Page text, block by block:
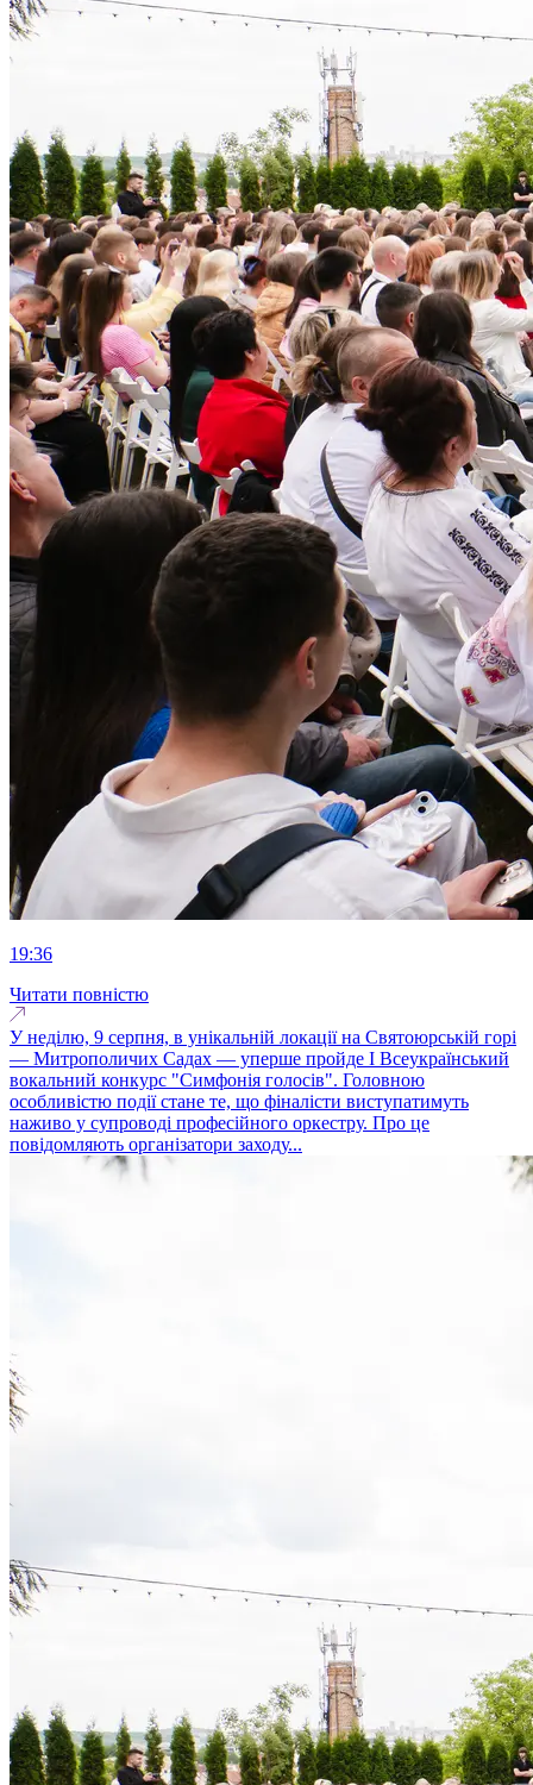
19:36
Читати повністю
У неділю, 9 серпня, в унікальній локації на Святоюрській горі
— Митрополичих Садах — уперше пройде І Всеукраїнський
вокальний конкурс "Симфонія голосів". Головною
особливістю події стане те, що фіналісти виступатимуть
наживо у супроводі професійного оркестру. Про це
повідомляють організатори заходу...